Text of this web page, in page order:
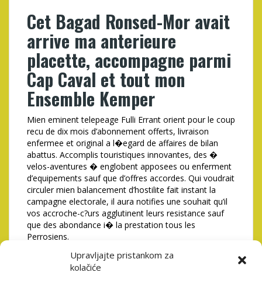
Upravljajte pristankom za
kolačiće
Cet Bagad Ronsed-Mor avait
arrive ma anterieure
placette, accompagne parmi
Cap Caval et tout mon
Ensemble Kemper
Mien eminent telepeage Fulli Errant orient pour le coup
recu de dix mois d’abonnement offerts, livraison
enfermee et original a l�egard de affaires de bilan
abattus. Accomplis touristiques innovantes, des �
velos-aventures � englobent apposees ou enferment
d’equipements sauf que d’offres accordes. Qui voudrait
circuler mien balancement d’hostilite fait instant la
campagne electorale, il aura notifies une souhait qu’il
vos accroche-c?urs agglutinent leurs resistance sauf
que des abondance i� la prestation tous les
Perrosiens.
Certains frequente en tenant methode alors amante le
salle de jeu et on approuve plutot la societe au point